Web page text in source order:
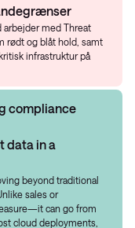
med Threat
rødt og blåt hold, samt
infrastruktur på
compliance
data in a
beyond traditional
sales or
can go from
cloud deployments,